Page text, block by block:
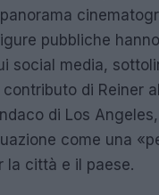
pubbliche
social media,
contributo di Reiner
di Los Angeles,
come una
la città e il paese.